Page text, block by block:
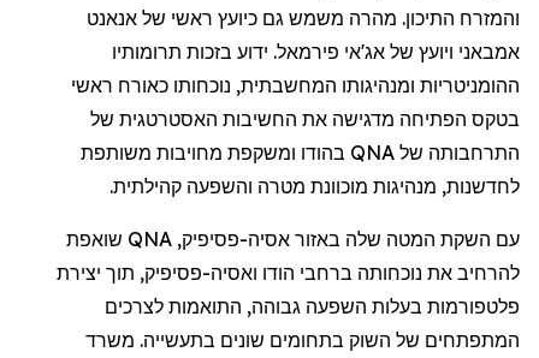
והמזרח התיכון. מהרה משמש גם כיועץ ראשי של אנאנט
אמבאני ויועץ של אג'אי פירמאל. ידוע בזכות תרומותיו
ההומניטריות ומנהיגותו המחשבתית, נוכחותו כאורח ראשי
בטקס הפתיחה מדגישה את החשיבות האסטרטגית של
התרחבותה של QNA בהודו ומשקפת מחויבות משותפת
לחדשנות, מנהיגות מוכוונת מטרה והשפעה קהילתית.
עם השקת המטה שלה באזור אסיה-פסיפיק,
QNA שואפת
להרחיב את נוכחותה ברחבי הודו ואסיה-פסיפיק, תוך יצירת
פלטפורמות בעלות השפעה גבוהה, התואמות לצרכים
המתפתחים של השוק בתחומים שונים בתעשייה. משרד